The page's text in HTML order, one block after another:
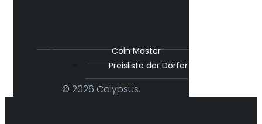
Coin Master
Preisliste der Dörfer
© 2026 Calypsus.